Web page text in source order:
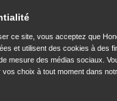
ce site, vous acceptez que
et utilisent des cookies à des
mesure des médias sociaux.
vos choix à tout moment dans